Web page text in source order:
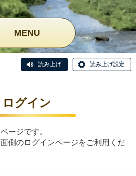
MENU
読み上げ 読み上げ設定
ログイン
ージです。
側のログインページをご利用くだ